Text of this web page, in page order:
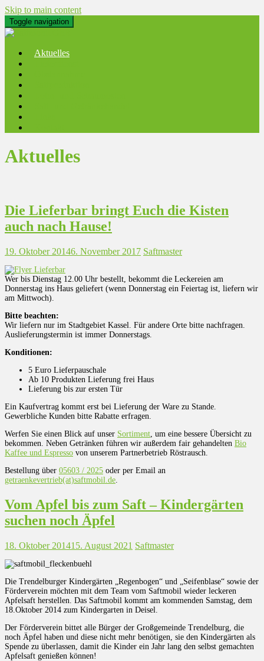
Skip to main content
Toggle navigation
Aktuelles
Aktuelles
Die Lieferbar bringt Euch die Kisten
auch nach Hause!
19. Oktober 20146. November 2017 Saftmaster
Wer bis Dienstag 12.00 Uhr bestellt, bekommt die Leckereien am
Donnerstag ins Haus geliefert (wenn Donnerstag ein Feiertag ist, liefern wir
am Mittwoch).
Bitte beachten:
Wir liefern nur im Stadtgebiet Kassel. Für andere Orte bitte nachfragen.
Auslieferungstermin ist immer Donnerstags.
Konditionen:
5 Euro Lieferpauschale
Ab 10 Produkten Lieferung frei Haus
Lieferung bis zur ersten Tür
Ein Kaufvertrag kommt erst bei Lieferung der Ware zu Stande.
Gewerbliche Kunden bitte Rabatte erfragen.
Werfen Sie einen Blick auf unser Sortiment , um eine bessere Übersicht zu
bekommen. Neben Getränken führen wir außerdem fair gehandelten Bio
Kaffee und Espresso von unserem Partnerbetrieb Röstrausch.
Bestellung über 05603 / 2025 oder per Email an
getraenkevertrieb(at)saftmobil.de
Vom Apfel bis zum Saft – Kindergärten
suchen noch Äpfel
18. Oktober 201415. August 2021 Saftmaster
Die Trendelburger Kindergärten „Regenbogen“ und „Seifenblase“ sowie der
Förderverein möchten mit dem Team vom Saftmobil wieder leckeren
Apfelsaft herstellen. Das Saftmobil kommt am kommenden Samstag, dem
18.Oktober 2014 zum Kindergarten in Deisel.
Der Förderverein bittet alle Bürger der Großgemeinde Trendelburg, die
noch Äpfel haben und diese nicht mehr benötigen, sie den Kindergärten als
Spende zu überlassen, damit die Kinder ein Jahr lang den selbst gemachten
Apfelsaft genießen können!